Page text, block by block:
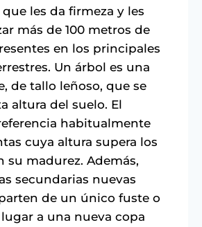
les da firmeza y les
más de 100 metros de
en los principales
Un árbol es una
de tallo leñoso, que se
altura del suelo. El
habitualmente
cuya altura supera los
su madurez. Además,
secundarias nuevas
de un único fuste o
a una nueva copa